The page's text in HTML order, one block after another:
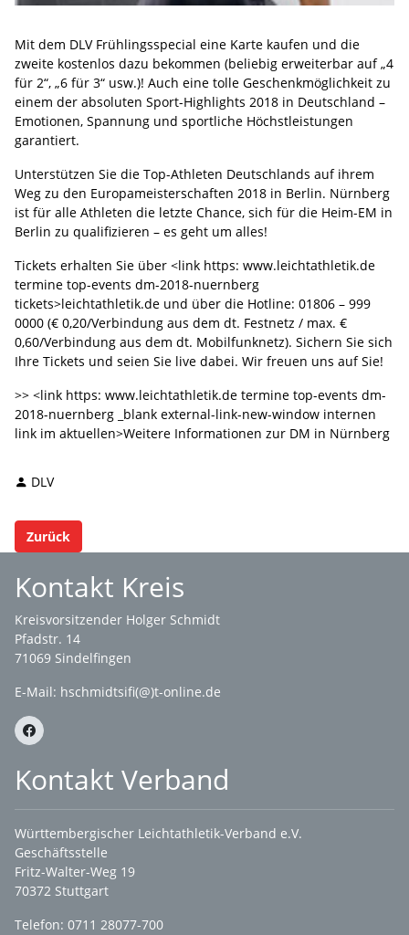
Mit dem DLV Frühlingsspecial eine Karte kaufen und die
zweite kostenlos dazu bekommen (beliebig erweiterbar auf „4
für 2“, „6 für 3“ usw.)! Auch eine tolle Geschenkmöglichkeit zu
einem der absoluten Sport-Highlights 2018 in Deutschland –
Emotionen, Spannung und sportliche Höchstleistungen
garantiert.
Unterstützen Sie die Top-Athleten Deutschlands auf ihrem
Weg zu den Europameisterschaften 2018 in Berlin. Nürnberg
ist für alle Athleten die letzte Chance, sich für die Heim-EM in
Berlin zu qualifizieren – es geht um alles!
Tickets erhalten Sie über <link https: www.leichtathletik.de
termine top-events dm-2018-nuernberg
tickets>leichtathletik.de und über die Hotline: 01806 – 999
0000 (€ 0,20/Verbindung aus dem dt. Festnetz / max. €
0,60/Verbindung aus dem dt. Mobilfunknetz). Sichern Sie sich
Ihre Tickets und seien Sie live dabei. Wir freuen uns auf Sie!
>> <link https: www.leichtathletik.de termine top-events dm-
2018-nuernberg _blank external-link-new-window internen
link im aktuellen>Weitere Informationen zur DM in Nürnberg
DLV
Zurück
Kontakt Kreis
Kreisvorsitzender Holger Schmidt
Pfadstr. 14
71069 Sindelfingen
E-Mail: hschmidtsifi(@)t-online.de
Kontakt Verband
Württembergischer Leichtathletik-Verband e.V.
Geschäftsstelle
Fritz-Walter-Weg 19
70372 Stuttgart
Telefon: 0711 28077-700